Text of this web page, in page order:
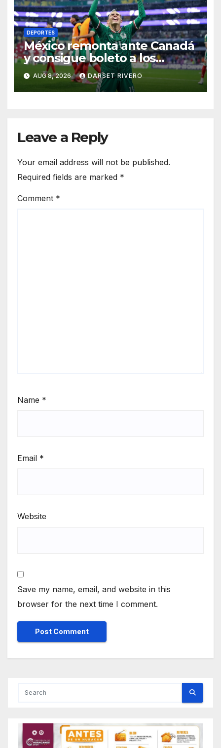
DEPORTES
México remonta ante Canadá
y consigue boleto a los
Juegos Olímpicos de Los
Ángeles 2028
AUG 8, 2026 DARSET RIVERO
Leave a Reply
Your email address will not be published.
Required fields are marked *
Comment *
Name *
Email *
Website
Save my name, email, and website in this
browser for the next time I comment.